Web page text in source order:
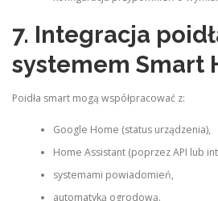
7. Integracja
systemem Smart
Poidła smart mogą współpracować z:
Google Home (status urządzenia),
Home Assistant (poprzez API lub
systemami powiadomień,
automatyką ogrodową.